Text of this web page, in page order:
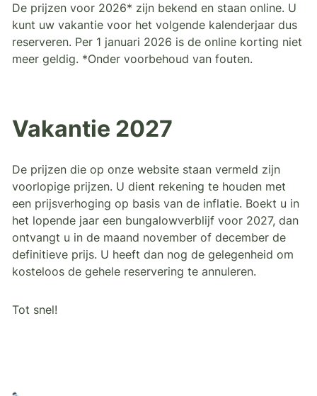
De prijzen voor 2026* zijn bekend en staan online. U
kunt uw vakantie voor het volgende kalenderjaar dus
reserveren. Per 1 januari 2026 is de online korting niet
meer geldig. *Onder voorbehoud van fouten.
Vakantie 2027
De prijzen die op onze website staan vermeld zijn
voorlopige prijzen. U dient rekening te houden met
een prijsverhoging op basis van de inflatie. Boekt u in
het lopende jaar een bungalowverblijf voor 2027, dan
ontvangt u in de maand november of december de
definitieve prijs. U heeft dan nog de gelegenheid om
kosteloos de gehele reservering te annuleren.
Tot snel!